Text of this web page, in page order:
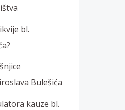
bl.
Bulešića
kauze bl.